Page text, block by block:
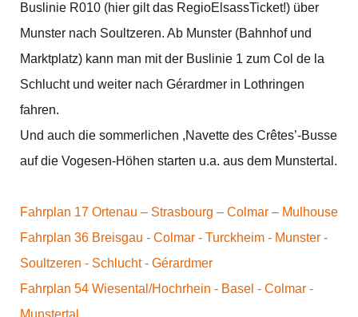
Buslinie R010 (hier gilt das RegioElsassTicket!) über
Munster nach Soultzeren. Ab Munster (Bahnhof und
Marktplatz) kann man mit der Buslinie 1 zum Col de la
Schlucht und weiter nach Gérardmer in Lothringen
fahren.
Und auch die sommerlichen ,Navette des Crêtes’-Busse
auf die Vogesen-Höhen starten u.a. aus dem Munstertal.
Fahrplan 17 Ortenau – Strasbourg – Colmar – Mulhouse
Fahrplan 36 Breisgau - Colmar - Turckheim - Munster -
Soultzeren - Schlucht - Gérardmer
Fahrplan 54 Wiesental/Hochrhein - Basel - Colmar -